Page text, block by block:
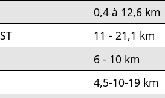
0,4 à 12,6 km
11 - 21,1 km
6 - 10 km
4,5-10-19 km